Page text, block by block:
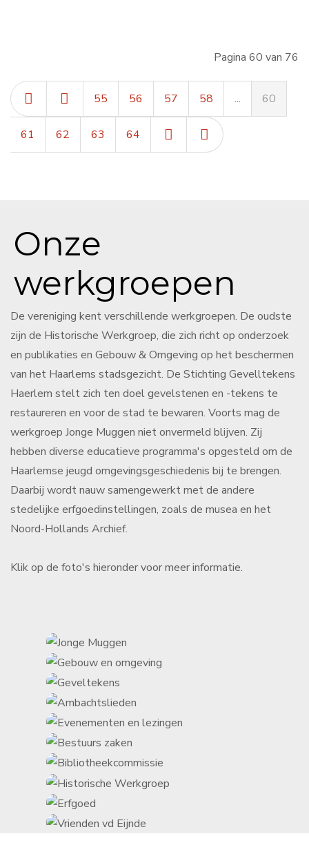
Pagina 60 van 76
55 56 57 58 ... 60
61 62 63 64
Onze
werkgroepen
De vereniging kent verschillende werkgroepen. De oudste
zijn de Historische Werkgroep, die zich richt op onderzoek
en publikaties en Gebouw & Omgeving op het beschermen
van het Haarlems stadsgezicht. De Stichting Gevelltekens
Haerlem stelt zich ten doel gevelstenen en -tekens te
restaureren en voor de stad te bewaren. Voorts mag de
werkgroep Jonge Muggen niet onvermeld blijven. Zij
hebben diverse educatieve programma's opgesteld om de
Haarlemse jeugd omgevingsgeschiedenis bij te brengen.
Daarbij wordt nauw samengewerkt met de andere
stedelijke erfgoedinstellingen, zoals de musea en het
Noord-Hollands Archief.
Klik op de foto's hieronder voor meer informatie.